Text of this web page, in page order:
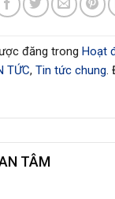
đăng trong Hoạt
TỨC, Tin tức chung.
TÂM